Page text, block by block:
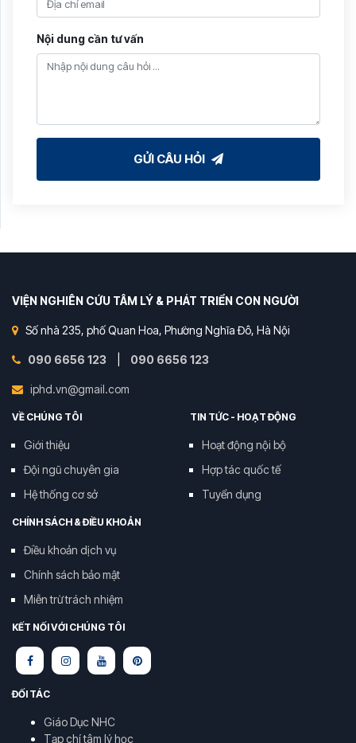
Nội dung cần tư vấn
GỬI CÂU HỎI
VIỆN NGHIÊN CỨU TÂM LÝ & PHÁT TRIỂN CON NGƯỜI
Số nhà 235, phố Quan Hoa, Phường Nghĩa Đô, Hà Nội
090 6656 123 090 6656 123
iphd.vn@gmail.com
VỀ CHÚNG TÔI
Giới thiệu
Đội ngũ chuyên gia
Hệ thống cơ sở
TIN TỨC - HOẠT ĐỘNG
Hoạt động nội bộ
Hợp tác quốc tế
Tuyển dụng
CHÍNH SÁCH & ĐIỀU KHOẢN
Điều khoản dịch vụ
Chính sách bảo mật
Miễn trừ trách nhiệm
KẾT NỐI VỚI CHÚNG TÔI
ĐỐI TÁC
Giáo Dục NHC
Tạp chí tâm lý học